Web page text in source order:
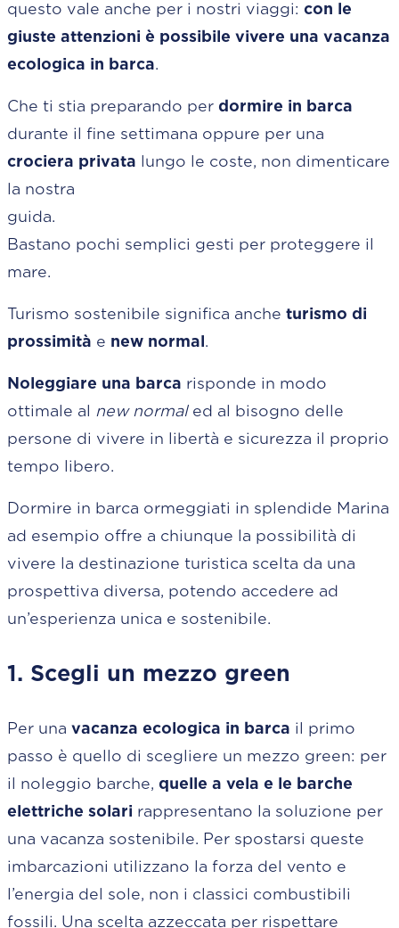
questo vale anche per i nostri viaggi: con le
giuste attenzioni è possibile vivere una vacanza
ecologica in barca.
Che ti stia preparando per dormire in barca
durante il fine settimana oppure per una
crociera privata lungo le coste, non dimenticare
la nostra
Bastano pochi semplici gesti per proteggere il
mare.
Turismo sostenibile significa anche turismo di
prossimità e new normal.
Noleggiare una barca risponde in modo
ottimale al new normaled al bisogno delle
persone di vivere in libertà e sicurezza il proprio
tempo libero.
Dormire in barca ormeggiati in splendide Marina
ad esempio offre a chiunque la possibilità di
vivere la destinazione turistica scelta da una
prospettiva diversa, potendo accedere ad
un’esperienza unica e sostenibile.
1. Scegli un mezzo green
Per una vacanza ecologica in barca il primo
passo è quello di scegliere un mezzo green: per
il noleggio barche, quelle a vela e le barche
elettriche solari rappresentano la soluzione per
una vacanza sostenibile. Per spostarsi queste
imbarcazioni utilizzano la forza del vento e
l’energia del sole, non i classici combustibili
fossili. Una scelta azzeccata per rispettare